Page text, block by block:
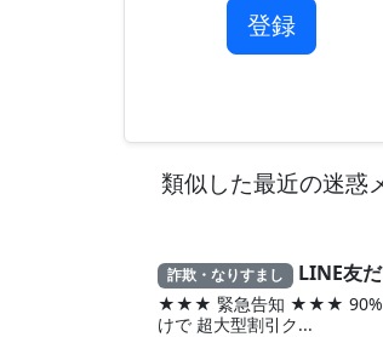
登録
類似した最近の迷惑
詐欺・なりすまし LINE友だ
★★★ 緊急告知 ★★★
けで 超大型割引ク...